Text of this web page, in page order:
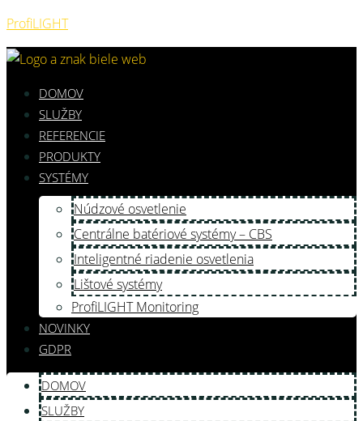
ProfiLIGHT
DOMOV
SLUŽBY
REFERENCIE
PRODUKTY
SYSTÉMY
Núdzové osvetlenie
Centrálne batériové systémy – CBS
Inteligentné riadenie osvetlenia
Lištové systémy
ProfiLIGHT Monitoring
NOVINKY
GDPR
DOMOV
SLUŽBY